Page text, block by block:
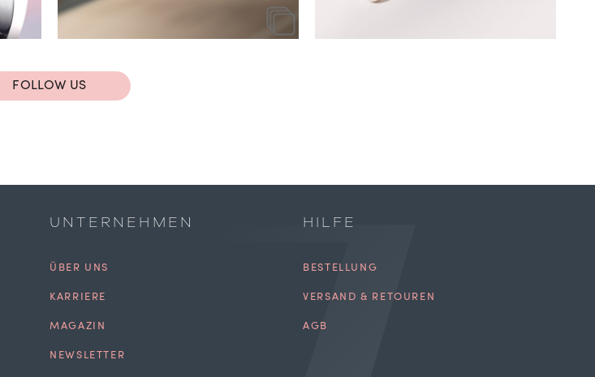
FOLLOW US
UNTERNEHMEN
ÜBER UNS
KARRIERE
MAGAZIN
NEWSLETTER
HILFE
BESTELLUNG
VERSAND & RETOUREN
AGB